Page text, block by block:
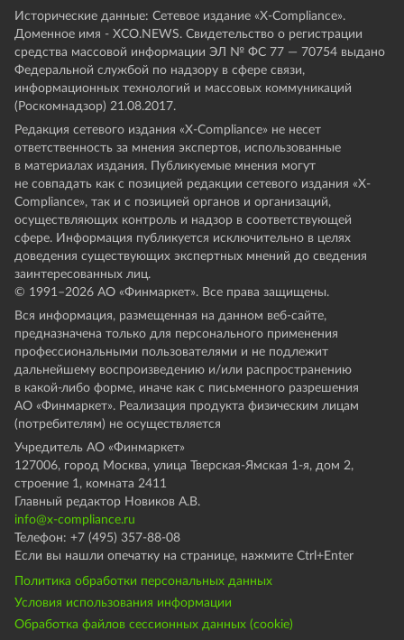
Исторические данные: Сетевое издание «Х-Compliance».
Доменное имя - XCO.NEWS. Свидетельство о регистрации
средства массовой информации ЭЛ № ФС 77 — 70754 выдано
Федеральной службой по надзору в сфере связи,
информационных технологий и массовых коммуникаций
(Роскомнадзор) 21.08.2017.
Редакция сетевого издания «X-Compliance» не несет
ответственность за мнения экспертов, использованные
в материалах издания. Публикуемые мнения могут
не совпадать как с позицией редакции сетевого издания «X-
Compliance», так и с позицией органов и организаций,
осуществляющих контроль и надзор в соответствующей
сфере. Информация публикуется исключительно в целях
доведения существующих экспертных мнений до сведения
заинтересованных лиц.
© 1991–2026 АО «Финмаркет». Все права защищены.
Вся информация, размещенная на данном веб-сайте,
предназначена только для персонального применения
профессиональными пользователями и не подлежит
дальнейшему воспроизведению и/или распространению
в какой-либо форме, иначе как с письменного разрешения
АО «Финмаркет». Реализация продукта физическим лицам
(потребителям) не осуществляется
Учредитель АО «Финмаркет»
127006, город Москва, улица Тверская-Ямская 1-я, дом 2,
строение 1, комната 2411
Главный редактор Новиков А.В.
info@x-compliance.ru
Телефон: +7 (495) 357-88-08
Если вы нашли опечатку на странице, нажмите Ctrl+Enter
Политика обработки персональных данных
Условия использования информации
Обработка файлов сессионных данных (cookie)